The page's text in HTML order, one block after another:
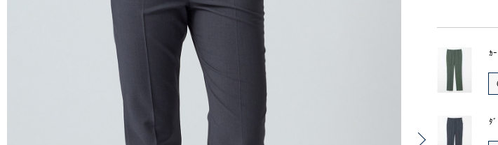
ｶ
ﾀ